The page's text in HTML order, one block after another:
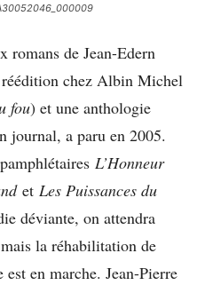
romans de Jean-Edern
chez Albin Michel
fou) et une anthologie
journal, a paru en 2005.
L’Honneur
et Les Puissances du
déviante, on attendra
la réhabilitation de
en marche. Jean-Pierre